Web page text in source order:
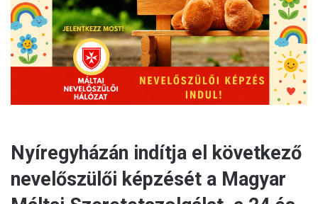
i
l
Nyíregyházán indítja el következő
nevelőszülői képzését a Magyar